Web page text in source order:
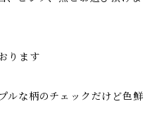
ります
ルな柄のチェックだけど色鮮